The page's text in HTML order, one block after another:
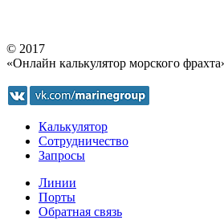
© 2017
«Онлайн калькулятор морского
Калькулятор
Сотрудничество
Запросы
Линии
Порты
Обратная связь